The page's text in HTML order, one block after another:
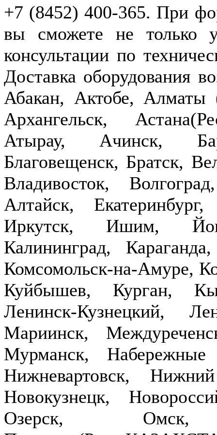
+7 (8452) 400-365. При
вы сможете не только
консультации по
Доставка оборудования
Абакан, Актобе,
Архангельск,
Атырау, Ачинск,
Благовещенск, Братск,
Владивосток,
Алтайск,
Иркутск, Ишим,
Калининград,
Комсомольск-на-Амуре,
Куйбышев, Курган,
Ленинск-Кузнецкий,
Мариинск,
Мурманск,
Нижневартовск,
Новокузнецк,
Озерск,